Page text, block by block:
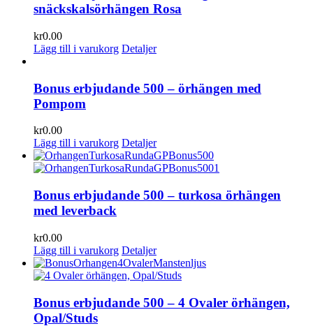
snäckskalsörhängen Rosa
kr0.00
Lägg till i varukorg Detaljer
Bonus erbjudande 500 – örhängen med
Pompom
kr0.00
Lägg till i varukorg Detaljer
Bonus erbjudande 500 – turkosa örhängen
med leverback
kr0.00
Lägg till i varukorg Detaljer
Bonus erbjudande 500 – 4 Ovaler örhängen,
Opal/Studs